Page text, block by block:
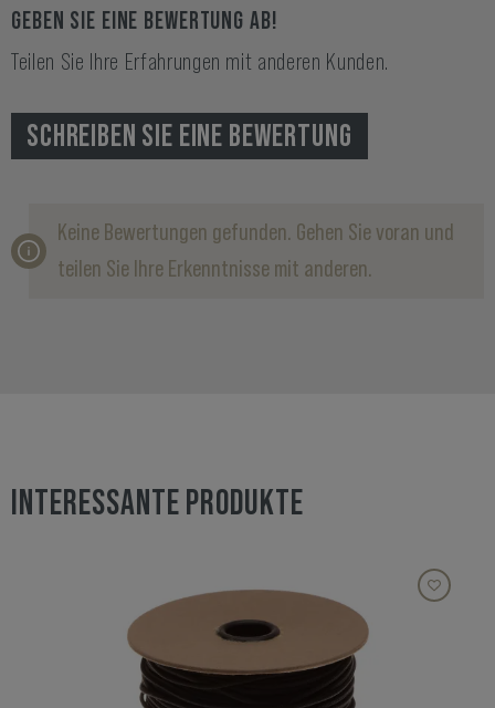
GEBEN SIE EINE BEWERTUNG AB!
Teilen Sie Ihre Erfahrungen mit anderen Kunden.
SCHREIBEN SIE EINE BEWERTUNG
Keine Bewertungen gefunden. Gehen Sie voran und
teilen Sie Ihre Erkenntnisse mit anderen.
INTERESSANTE PRODUKTE